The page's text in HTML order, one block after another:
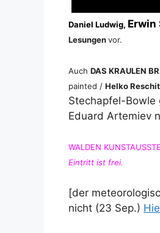
Daniel Ludwig, Erwin
Lesungenvor.
Auch DAS KRAULEN
painted / Helko
Stechapfel-Bowle
Eduard Artemiev
WALDEN
Eintritt ist frei.
[der
nicht (23 Sep.)